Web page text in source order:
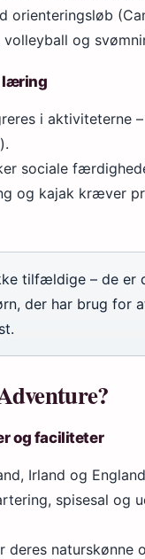
orienteringsløb
og
læring
i aktiviteterne
sociale
og kajak kræver
tilfældige – de er
der har brug for
og faciliteter
Irland og
spisesal og
deres naturskønne